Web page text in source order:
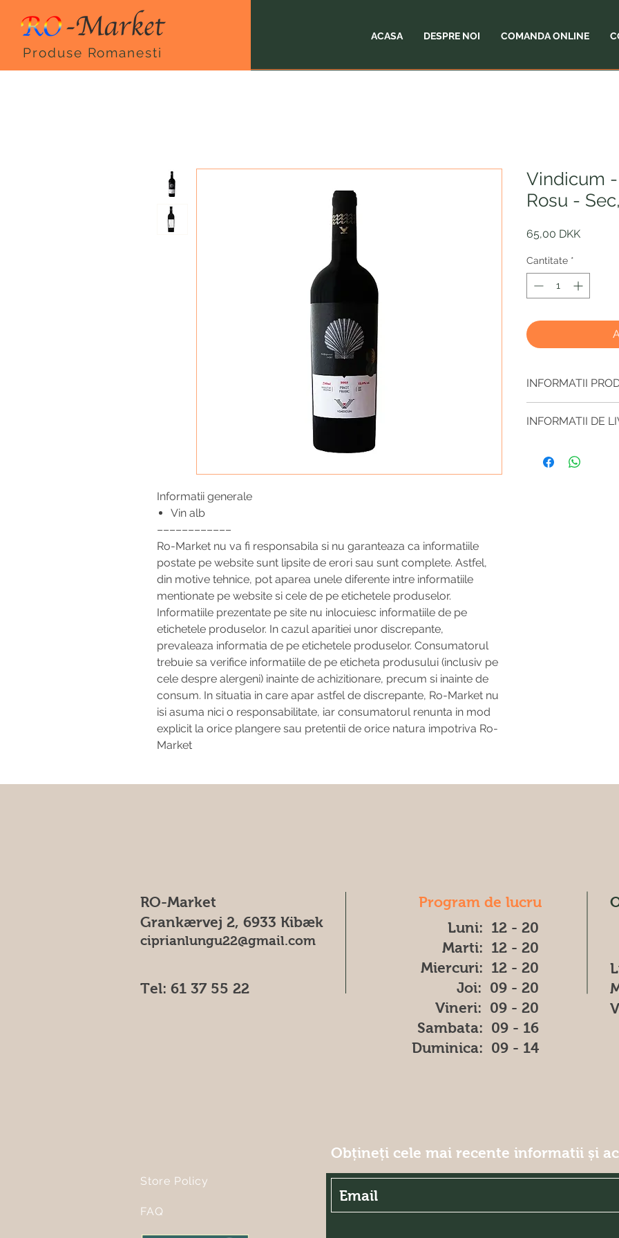
Produse Romanesti
ACASA DESPRE NOI COMANDA ONLINE
Informatii generale
Vin alb
––––––––––––
Ro-Market nu va fi responsabila si nu garanteaza ca informatiile
postate pe website sunt lipsite de erori sau sunt complete. Astfel,
din motive tehnice, pot aparea unele diferente intre informatiile
mentionate pe website si cele de pe etichetele produselor.
Informatiile prezentate pe site nu inlocuiesc informatiile de pe
etichetele produselor. In cazul aparitiei unor discrepante,
prevaleaza informatia de pe etichetele produselor. Consumatorul
trebuie sa verifice informatiile de pe eticheta produsului (inclusiv pe
cele despre alergeni) inainte de achizitionare, precum si inainte de
consum. In situatia in care apar astfel de discrepante, Ro-Market nu
isi asuma nici o responsabilitate, iar consumatorul renunta in mod
explicit la orice plangere sau pretentii de orice natura impotriva Ro-
Market
Vindicum
Rosu -
65,00 DKKPreț
Cantitate *
INFORMATII
ne străduim să
producătorul poate
INFORMATII DE
lucrătoare.
RO-Market
Grankærvej 2, 6933 Kibæk
ciprianlungu22@gmail.com
Program de lucru
Tel: 61 37 55 22
Luni: 12 - 20
Marti: 12 - 20
Miercuri: 12 - 20
Joi: 09 - 20
Vineri: 09 - 20
​​Sambata: 09 - 16
​Duminica: 09 - 14
Obțineți cele mai recente informatii și
Store Policy
FAQ